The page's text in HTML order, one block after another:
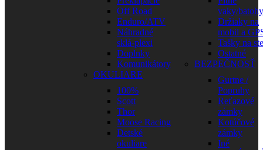
Off Road
Enduro/ATV
Náhradné
sklá-plexi
Doplnky
Komunikátory
OKULIARE
100%
Scott
Thor
Moose Racing
Detské
okuliare
vaky/batohy
Držiaky na
mobil a
Tašky na
Ostatné
BEZPEČNOSŤ
Gurtne /
Popruhy
Reťazové
zámky
Kotúčové
zámky
Iné